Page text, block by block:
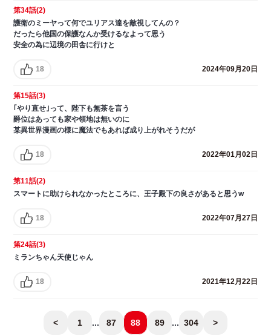
第34話(2)
護衛のミーヤって何でユリアス達を敵視してんの？
だったら他国の保護なんか受けるなよって思う
安全の為に辺境の田舎に行けと
18 2024年09月20日
第15話(3)
｢やり直せ｣って、陛下も無茶を言う
爵位はあっても家や領地は無いのに
某異世界漫画の様に魔法でもあれば成り上がれそうだが
18 2022年01月02日
第11話(2)
スマートに助けられなかったところに、王子殿下の良さがあると思うw
18 2022年07月27日
第24話(3)
ミランちゃん天使じゃん
18 2021年12月22日
< 1 ... 87 88 89 ... 304 >